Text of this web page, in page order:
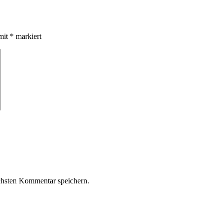
* markiert
Kommentar speichern.